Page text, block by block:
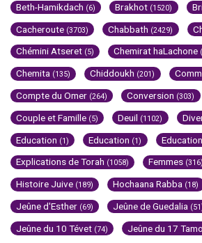
Beth-Hamikdach (6) Brakhot (1520)
Cacheroute (3703) Chabbath (2429)
Chémini Atseret (5) Chemirat haLachone
Chemita (135) Chiddoukh (201)
Compte du Omer (264) Conversion (303)
Couple et Famille (5) Deuil (1102)
Education (1) Education (1)
Explications de Torah (1058) Femmes (316)
Histoire Juive (189) Hochaana Rabba (18)
Jeûne d'Esther (69) Jeûne de Guedalia
Jeûne du 10 Tévet (74) Jeûne du 17